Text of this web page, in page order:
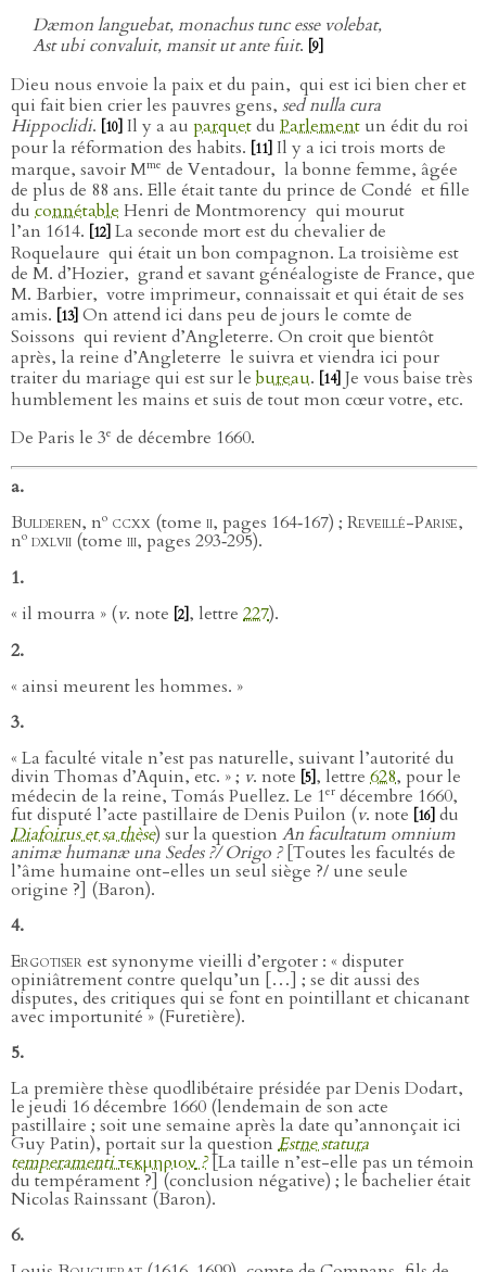
Dæmon languebat, monachus tunc esse volebat,
Ast ubi convaluit, mansit ut ante fuit. [9]
Dieu nous envoie la paix et du pain, qui est ici bien cher et
qui fait bien crier les pauvres gens, sed nulla cura
Hippoclidi. [10] Il y a au parquetdu Parlement un édit du roi
pour la réformation des habits.
[11] Il y a ici trois morts de
marque, savoir Mme de Ventadour, la bonne femme, âgée
de plus de 88 ans. Elle était tante du prince de Condé et fille
du connétable Henri de Montmorency qui mourut
l’an 1614.
[12] La seconde mort est du chevalier de
Roquelaure qui était un bon compagnon. La troisième est
de M. d’Hozier, grand et savant généalogiste de France, que
M. Barbier, votre imprimeur, connaissait et qui était de ses
amis.
[13] On attend ici dans peu de jours le comte de
Soissons qui revient d’Angleterre. On croit que bientôt
après, la reine d’Angleterre le suivra et viendra ici pour
traiter du mariage qui est sur lebureau. [14] Je vous baise très
humblement les mains et suis de tout mon cœur votre, etc.
De Paris le 3e de décembre 1660.
a.
Bulderen, no ccxx (tome ii, pages 164‑167) ; Reveillé-Parise,
no dxlvii (tome iii, pages 293‑295).
1.
« il mourra » (v. note [2] , lettre 227).
2.
« ainsi meurent les hommes. »
3.
« La faculté vitale n’est pas naturelle, suivant l’autorité du
divin Thomas d’Aquin, etc. » ; v. note [5] , lettre 628, pour le
médecin de la reine, Tomás Puellez. Le 1er décembre 1660,
fut disputé l’acte pastillaire de Denis Puilon (v. note [16] du
Diafoirus et sa thèse) sur la question An facultatum omnium
animæ humanæ una Sedes ?/ Origo ?[Toutes les facultés de
l’âme humaine ont-elles un seul siège ?/ une seule
origine ?] (Baron).
4.
Ergotiser est synonyme vieilli d’ergoter : « disputer
opiniâtrement contre quelqu’un […] ; se dit aussi des
disputes, des critiques qui se font en pointillant et chicanant
avec importunité » (Furetière).
5.
La première thèse quodlibétaire présidée par Denis Dodart,
le jeudi 16 décembre 1660 (lendemain de son acte
pastillaire ; soit une semaine après la date qu’annonçait ici
Guy Patin), portait sur la question Estne statura
temperamentiτεκμηριον?[La taille n’est-elle pas un témoin
du tempérament ?] (conclusion négative) ; le bachelier était
Nicolas Rainssant (Baron).
6.